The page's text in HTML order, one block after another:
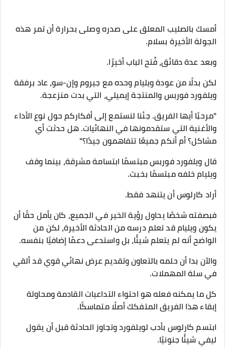
أمسك بالصليب المعلق على صدره وصلى بحرارة أن تمر هذه
الجولة الأخيرة بسلام.
وبعد عدة دقائق، فُتح الباب أخيرًا.
لكن بدلًا من عودة ويليام وحده مع جيروم وإن-سو، عاد برفقة
ويلفورد فوربس والمنتجة إيميلي، التي بدت منزعجة.
"مرحبًا أيها الفريق. جئنا لنستمع إلى أفكاركم حول نوع الأداء
والأغنية التي ستقدمونها في النهائيات. هل حدثت أي
مشاكل؟ أم أنكم جميعًا تتفاهمون جيدًا؟"
قال ويلفورد فوربس مبتسمًا ابتسامة مشرقة، بينما وقف
ويليام خلفه مبتسمًا بخبث.
أراد كارلوس أن يتنهد فقط.
فبصفته شخصًا يحاول رؤية الخير في الجميع، كان يأمل حقًا أن
يكون ويليام قد تعلم درسه من الحادثة الأخيرة، لكن من
الواضح أنه لم يتعلم شيئًا، بل واستدعى دعمًا إضافيًا بنفسه.
والآن بدا أن حلمه بالتعاون وتقديم عرض نهائي قوي قد ألقي
في سلة المهملات.
كل ما يمكنه فعله هو احتواء التداعيات القادمة ومحاولة
إبقاء هذا الفريق المتفكك أصلًا متماسكًا.
ابتسم كارلوس بأدب لويلفورد وتجاوز الحادثة قبل أن يقول
ليفي شيئًا جنونيًا.